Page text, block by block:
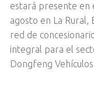
estará presente en
agosto en La Rural,
red de
integral para el
Dongfeng